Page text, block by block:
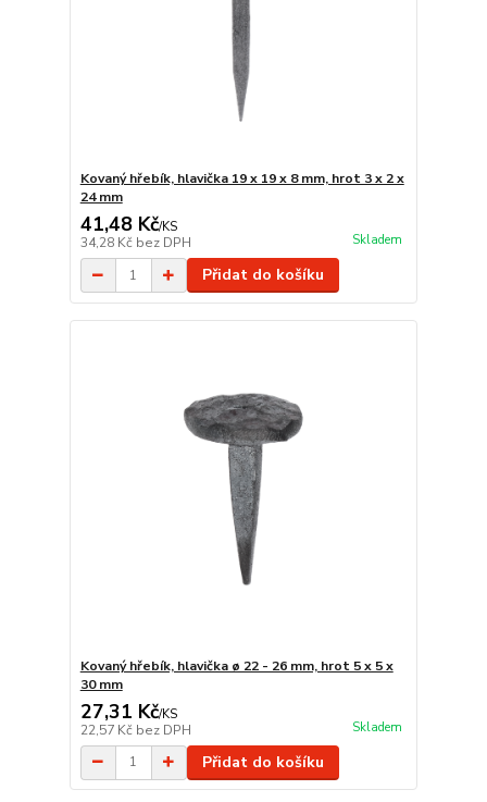
Kovaný hřebík, hlavička 19 x 19 x 8 mm, hrot 3 x 2 x
24 mm
41,48 Kč/KS
34,28 Kč bez DPH Skladem
Přidat do košíku
Kovaný hřebík, hlavička ø 22 - 26 mm, hrot 5 x 5 x
30 mm
27,31 Kč/KS
22,57 Kč bez DPH Skladem
Přidat do košíku